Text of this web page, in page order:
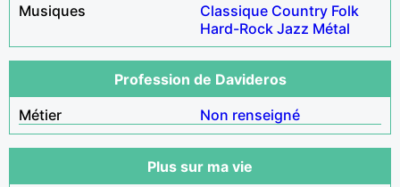
Musiques
Classique Country Folk
Hard-Rock Jazz Métal
Profession de Davideros
Métier
Non renseigné
Plus sur ma vie